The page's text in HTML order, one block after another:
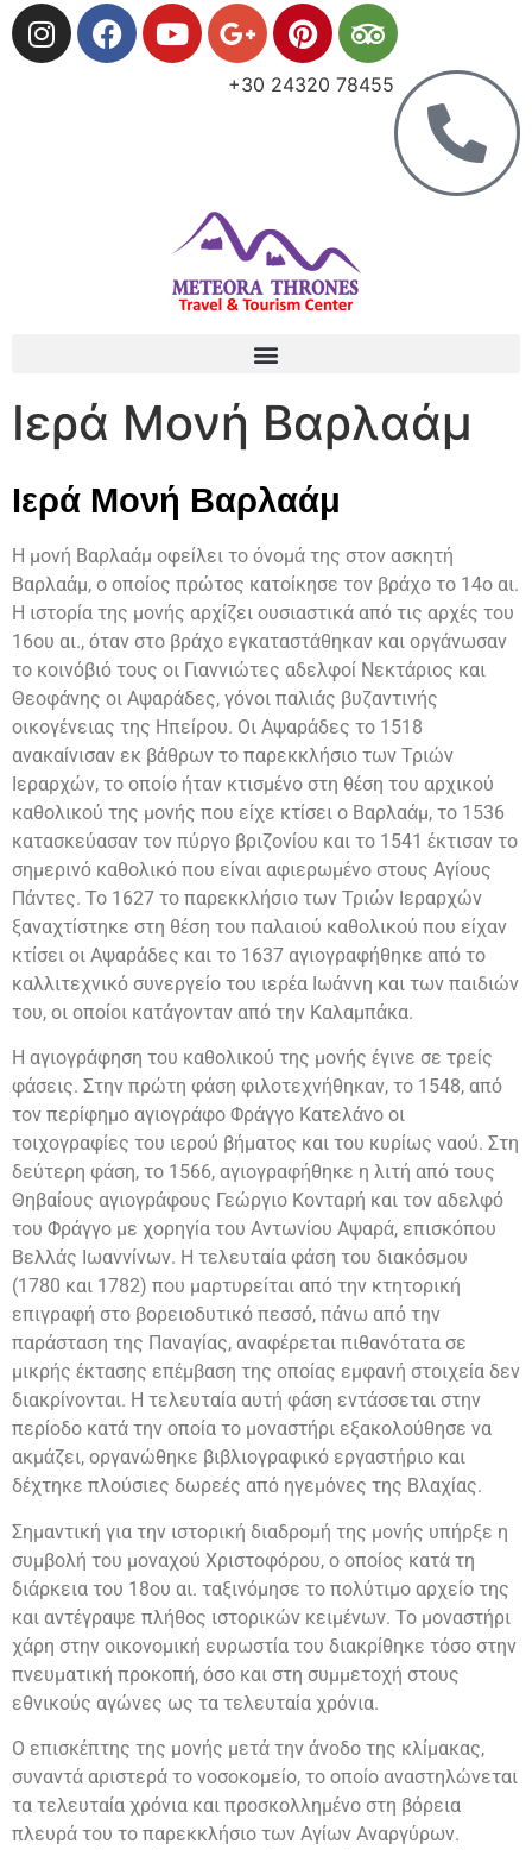
+30 24320 78455
Ιερά Μονή Βαρλαάμ
Ιερά Μονή Βαρλαάμ
Η μονή Βαρλαάμ οφείλει το όνομά της στον ασκητή
Βαρλαάμ, ο οποίος πρώτος κατοίκησε τον βράχο το 14ο αι.
Η ιστορία της μονής αρχίζει ουσιαστικά από τις αρχές του
16ου αι., όταν στο βράχο εγκαταστάθηκαν και οργάνωσαν
το κοινόβιό τους οι Γιαννιώτες αδελφοί Νεκτάριος και
Θεοφάνης οι Αψαράδες, γόνοι παλιάς βυζαντινής
οικογένειας της Ηπείρου. Οι Αψαράδες το 1518
ανακαίνισαν εκ βάθρων το παρεκκλήσιο των Τριών
Ιεραρχών, το οποίο ήταν κτισμένο στη θέση του αρχικού
καθολικού της μονής που είχε κτίσει ο Βαρλαάμ, το 1536
κατασκεύασαν τον πύργο βριζονίου και το 1541 έκτισαν το
σημερινό καθολικό που είναι αφιερωμένο στους Αγίους
Πάντες. Το 1627 το παρεκκλήσιο των Τριών Ιεραρχών
ξαναχτίστηκε στη θέση του παλαιού καθολικού που είχαν
κτίσει οι Αψαράδες και το 1637 αγιογραφήθηκε από το
καλλιτεχνικό συνεργείο του ιερέα Ιωάννη και των παιδιών
του, οι οποίοι κατάγονταν από την Καλαμπάκα.
Η αγιογράφηση του καθολικού της μονής έγινε σε τρείς
φάσεις. Στην πρώτη φάση φιλοτεχνήθηκαν, τo 1548, από
τον περίφημο αγιογράφο Φράγγο Κατελάνο οι
τοιχογραφίες του ιερού βήματος και του κυρίως ναού. Στη
δεύτερη φάση, το 1566, αγιογραφήθηκε η λιτή από τους
Θηβαίους αγιογράφους Γεώργιο Κονταρή και τον αδελφό
του Φράγγο με χορηγία του Αντωνίου Αψαρά, επισκόπου
Βελλάς Ιωαννίνων. Η τελευταία φάση του διακόσμου
(1780 και 1782) που μαρτυρείται από την κτητορική
επιγραφή στο βορειοδυτικό πεσσό, πάνω από την
παράσταση της Παναγίας, αναφέρεται πιθανότατα σε
μικρής έκτασης επέμβαση της οποίας εμφανή στοιχεία δεν
διακρίνονται. Η τελευταία αυτή φάση εντάσσεται στην
περίοδο κατά την οποία το μοναστήρι εξακολούθησε να
ακμάζει, οργανώθηκε βιβλιογραφικό εργαστήριο και
δέχτηκε πλούσιες δωρεές από ηγεμόνες της Βλαχίας.
Σημαντική για την ιστορική διαδρομή της μονής υπήρξε η
συμβολή του μοναχού Χριστοφόρου, ο οποίος κατά τη
διάρκεια του 18ου αι. ταξινόμησε το πολύτιμο αρχείο της
και αντέγραψε πλήθος ιστορικών κειμένων. Το μοναστήρι
χάρη στην οικονομική ευρωστία του διακρίθηκε τόσο στην
πνευματική προκοπή, όσο και στη συμμετοχή στους
εθνικούς αγώνες ως τα τελευταία χρόνια.
O επισκέπτης της μονής μετά την άνοδο της κλίμακας,
συναντά αριστερά το νοσοκομείο, το οποίο αναστηλώνεται
τα τελευταία χρόνια και προσκολλημένο στη βόρεια
πλευρά του το παρεκκλήσιο των Αγίων Αναργύρων.